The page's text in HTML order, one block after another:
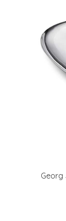
Georg